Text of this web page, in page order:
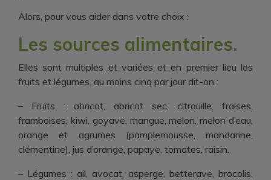
Alors, pour vous aider dans votre choix :
Les sources alimentaires.
Elles sont multiples et variées et en premier lieu les
fruits et légumes, au moins cinq par jour dit-on :
– Fruits : abricot, abricot sec, citrouille, fraises,
framboises, kiwi, goyave, mangue, melon, melon d’eau,
orange et agrumes (pamplemousse, mandarine,
clémentine), jus d’orange, papaye, tomates, raisin.
– Légumes : ail, avocat, asperge, betterave, brocolis,